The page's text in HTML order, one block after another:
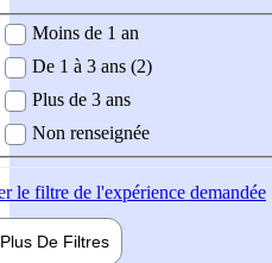
demandée
Moins de 1 an
De 1 à 3 ans (2)
Plus de 3 ans
Non renseignée
le filtre de l'expérience demandée
Plus De Filtres